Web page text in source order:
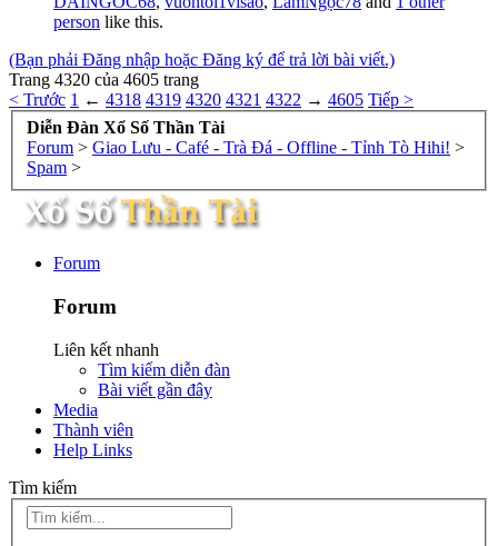
person like this.
(Bạn phải Đăng nhập hoặc Đăng ký để trả lời bài viết.)
Trang 4320 của 4605 trang
< Trước 1 ← 4318 4319 4320 4321 4322 → 4605 Tiếp >
Diễn Đàn Xổ Số Thần Tài
Forum > Giao Lưu - Café - Trà Đá - Offline - Tỉnh Tò Hihi! >
Spam >
Forum
Forum
Liên kết nhanh
Tìm kiếm diễn đàn
Bài viết gần đây
Media
Thành viên
Help Links
Tìm kiếm